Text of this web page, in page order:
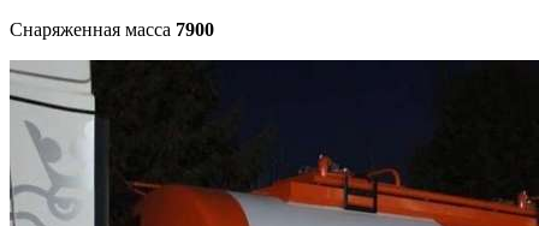
Снаряженная масса 7900